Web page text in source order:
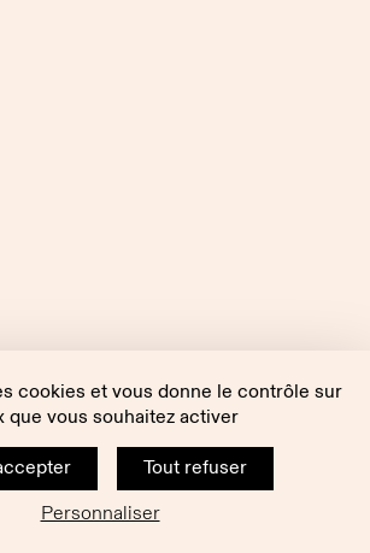
cookies et vous donne le contrôle sur
que vous souhaitez activer
Tout refuser
Personnaliser